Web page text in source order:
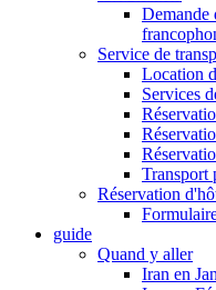
Demande
Service de
Location
Services
Transport
Réservation
guide
Quand y aller
Iran en